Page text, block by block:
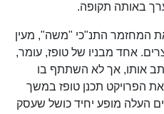
טופז את המחזמר התנ"כי "משה", מעין
אחד מבניו של טופז, עומר,
אותו, אך לא השתתף בו
הפרויקט תכנן טופז במשך
העלה מופע יחיד כושל שעסק